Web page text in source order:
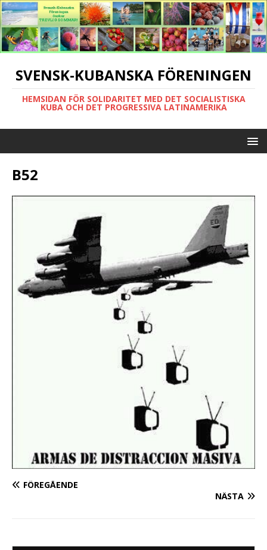
SVENSK-KUBANSKA FÖRENINGEN
HEMSIDAN FÖR SOLIDARITET MED DET SOCIALISTISKA
KUBA OCH DET PROGRESSIVA LATINAMERIKA
B52
FÖREGÅENDE
NÄSTA